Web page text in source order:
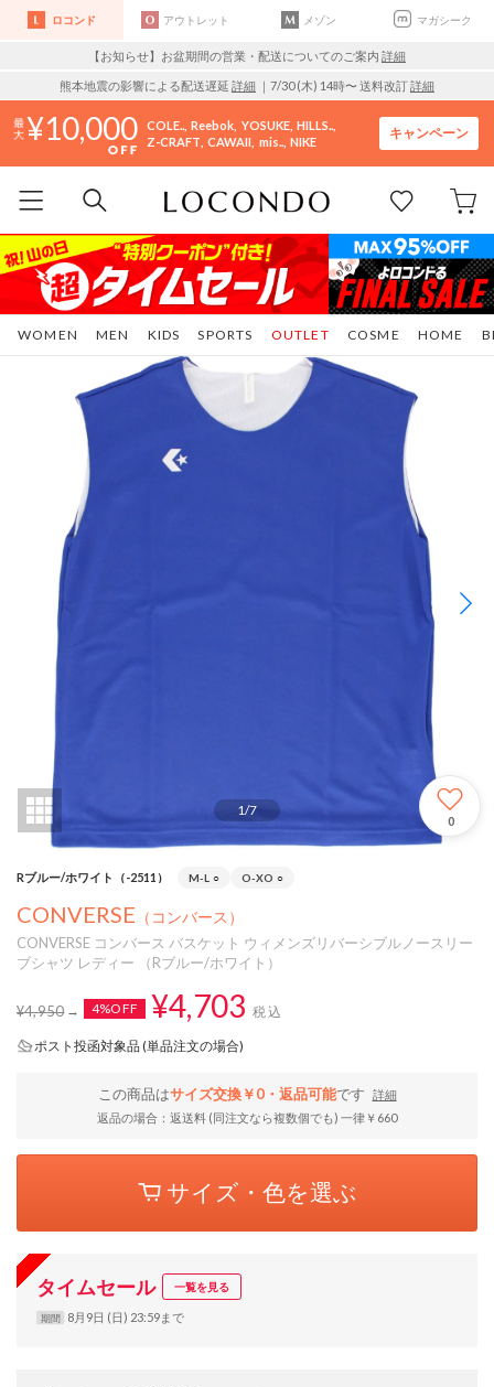
ロコンド アウトレット メゾン マガシーク
【お知らせ】お盆期間の営業・配送についてのご案内 詳細
熊本地震の影響による配送遅延 詳細 ｜7/30 (木) 14時〜 送料改訂詳細
10,000 COLE.. Reebok YOSUKE HILLS..
Z-CRAFT CAWAII mis.. NIKE
キャンペーン
WOMEN MEN KIDS SPORTS COSME HOME
OUTLET
1/7
0
Rブルー/ホワイト（-2511） M-L ○ O-XO ○
CONVERSE （コンバース）
CONVERSE コンバース バスケット ウィメンズリバーシブルノースリー
ブシャツ レディー （Rブルー/ホワイト）
¥4,950 4%OFF ¥4,703 税込
ポスト投函対象品 (単品注文の場合)
この商品はサイズ交換￥0・返品可能です
詳細
返品の場合：返送料 (同注文なら複数個でも) 一律￥660
サイズ・色を選ぶ
タイムセール 一覧を見る
期間 8月9日 (日) 23:59まで